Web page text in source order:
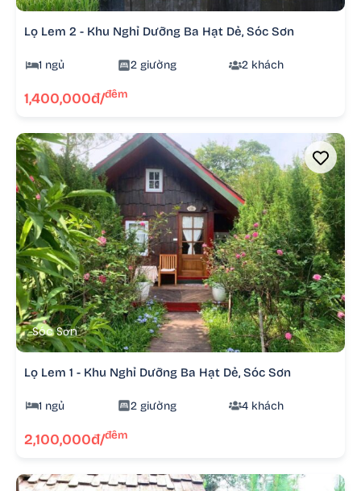
Lọ Lem 2 - Khu Nghỉ Dưỡng Ba Hạt Dẻ, Sóc Sơn
1 ngủ 2 giường 2 khách
1,400,000đ/đêm
Sóc Sơn
Lọ Lem 1 - Khu Nghỉ Dưỡng Ba Hạt Dẻ, Sóc Sơn
1 ngủ 2 giường 4 khách
2,100,000đ/đêm